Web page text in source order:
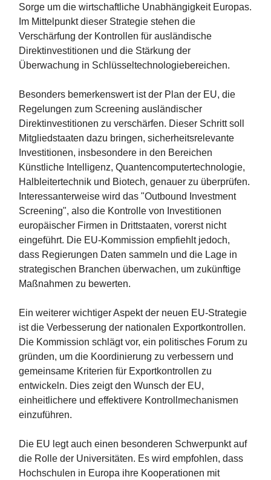
Sorge um die wirtschaftliche Unabhängigkeit Europas.
Im Mittelpunkt dieser Strategie stehen die
Verschärfung der Kontrollen für ausländische
Direktinvestitionen und die Stärkung der
Überwachung in Schlüsseltechnologiebereichen.
Besonders bemerkenswert ist der Plan der EU, die
Regelungen zum Screening ausländischer
Direktinvestitionen zu verschärfen. Dieser Schritt soll
Mitgliedstaaten dazu bringen, sicherheitsrelevante
Investitionen, insbesondere in den Bereichen
Künstliche Intelligenz, Quantencomputertechnologie,
Halbleitertechnik und Biotech, genauer zu überprüfen.
Interessanterweise wird das "Outbound Investment
Screening", also die Kontrolle von Investitionen
europäischer Firmen in Drittstaaten, vorerst nicht
eingeführt. Die EU-Kommission empfiehlt jedoch,
dass Regierungen Daten sammeln und die Lage in
strategischen Branchen überwachen, um zukünftige
Maßnahmen zu bewerten.
Ein weiterer wichtiger Aspekt der neuen EU-Strategie
ist die Verbesserung der nationalen Exportkontrollen.
Die Kommission schlägt vor, ein politisches Forum zu
gründen, um die Koordinierung zu verbessern und
gemeinsame Kriterien für Exportkontrollen zu
entwickeln. Dies zeigt den Wunsch der EU,
einheitlichere und effektivere Kontrollmechanismen
einzuführen.
Die EU legt auch einen besonderen Schwerpunkt auf
die Rolle der Universitäten. Es wird empfohlen, dass
Hochschulen in Europa ihre Kooperationen mit